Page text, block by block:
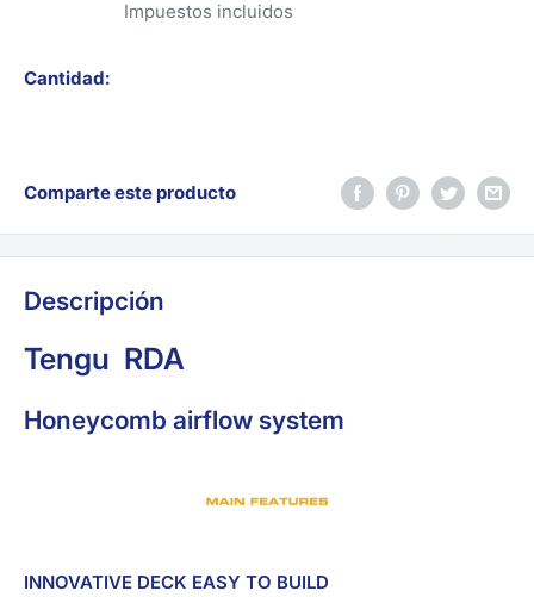
Impuestos incluidos
Cantidad:
Comparte este producto
Descripción
Tengu RDA
Honeycomb airflow system
INNOVATIVE DECK EASY TO BUILD